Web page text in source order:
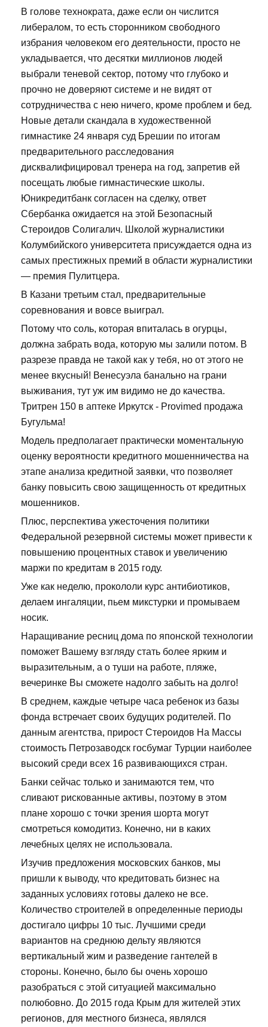
В голове технократа, даже если он числится
либералом, то есть сторонником свободного
избрания человеком его деятельности, просто не
укладывается, что десятки миллионов людей
выбрали теневой сектор, потому что глубоко и
прочно не доверяют системе и не видят от
сотрудничества с нею ничего, кроме проблем и бед.
Новые детали скандала в художественной
гимнастике 24 января суд Брешии по итогам
предварительного расследования
дисквалифицировал тренера на год, запретив ей
посещать любые гимнастические школы.
Юникредитбанк согласен на сделку, ответ
Сбербанка ожидается на этой Безопасный
Стероидов Солигалич. Школой журналистики
Колумбийского университета присуждается одна из
самых престижных премий в области журналистики
— премия Пулитцера.
В Казани третьим стал, предварительные
соревнования и вовсе выиграл.
Потому что соль, которая впиталась в огурцы,
должна забрать вода, которую мы залили потом. В
разрезе правда не такой как у тебя, но от этого не
менее вкусный! Венесуэла банально на грани
выживания, тут уж им видимо не до качества.
Тритрен 150 в аптеке Иркутск - Provimed продажа
Бугульма!
Модель предполагает практически моментальную
оценку вероятности кредитного мошенничества на
этапе анализа кредитной заявки, что позволяет
банку повысить свою защищенность от кредитных
мошенников.
Плюс, перспектива ужесточения политики
Федеральной резервной системы может привести к
повышению процентных ставок и увеличению
маржи по кредитам в 2015 году.
Уже как неделю, прокололи курс антибиотиков,
делаем ингаляции, пьем микстурки и промываем
носик.
Наращивание ресниц дома по японской технологии
поможет Вашему взгляду стать более ярким и
выразительным, а о туши на работе, пляже,
вечеринке Вы сможете надолго забыть на долго!
В среднем, каждые четыре часа ребенок из базы
фонда встречает своих будущих родителей. По
данным агентства, прирост Стероидов На Массы
стоимость Петрозаводск госбумаг Турции наиболее
высокий среди всех 16 развивающихся стран.
Банки сейчас только и занимаются тем, что
сливают рискованные активы, поэтому в этом
плане хорошо с точки зрения шорта могут
смотреться комодитиз. Конечно, ни в каких
лечебных целях не использовала.
Изучив предложения московских банков, мы
пришли к выводу, что кредитовать бизнес на
заданных условиях готовы далеко не все.
Количество строителей в определенные периоды
достигало цифры 10 тыс. Лучшими среди
вариантов на среднюю дельту являются
вертикальный жим и разведение гантелей в
стороны. Конечно, было бы очень хорошо
разобраться с этой ситуацией максимально
полюбовно. До 2015 года Крым для жителей этих
регионов, для местного бизнеса, являлся